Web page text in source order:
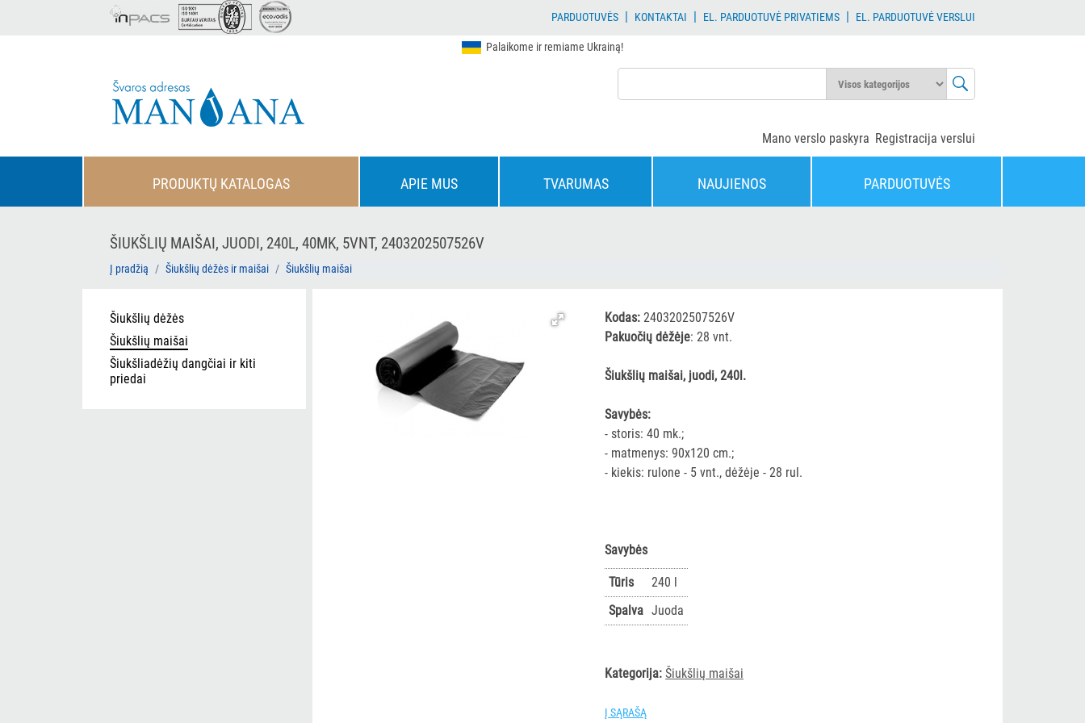
PARDUOTUVĖS| KONTAKTAI | EL. PARDUOTUVĖ PRIVATIEMS| EL. PARDUOTUVĖ VERSLUI
Palaikome ir remiame Ukrainą!
Registracija verslui
Mano verslo paskyra
PRODUKTŲ KATALOGAS APIE MUS TVARUMAS NAUJIENOS PARDUOTUVĖS
ŠIUKŠLIŲ MAIŠAI, JUODI, 240L, 40MK, 5VNT, 2403202507526V
Į pradžią Šiukšlių dėžės ir maišai Šiukšlių maišai
Šiukšlių dėžės
Šiukšlių maišai
Šiukšliadėžių dangčiai ir kiti
priedai
Kodas: 2403202507526V
Pakuočių dėžėje: 28 vnt.
Šiukšlių maišai, juodi, 240l.
Savybės:
- storis: 40 mk.;
- matmenys: 90x120 cm.;
- kiekis: rulone - 5 vnt., dėžėje - 28 rul.
Savybės
Tūris
240 l
Spalva Juoda
Kategorija: Šiukšlių maišai
Į SĄRAŠĄ